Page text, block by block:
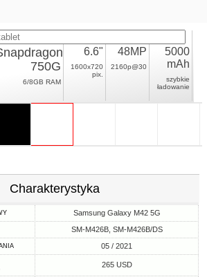
M42
750G
6/8GB RAM
6.6"
1600x720
pix.
48MP
2160p@30
5000
mAh
szybkie
ładowanie
Charakterystyka
Samsung Galaxy M42 5G
SM-M426B, SM-M426B/DS
05 / 2021
265 USD